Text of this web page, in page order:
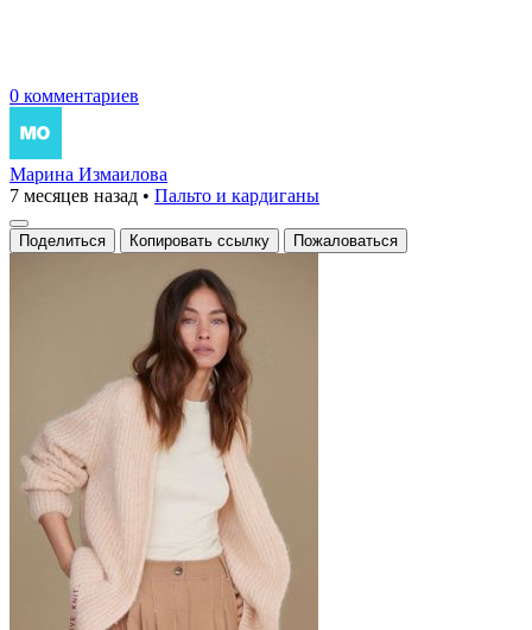
0 комментариев
Марина Измаилова
7 месяцев назад • Пальто и кардиганы
Поделиться Копировать ссылку Пожаловаться